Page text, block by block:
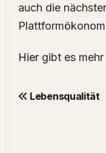
auch die
Hier gibt es
Lebensqualität